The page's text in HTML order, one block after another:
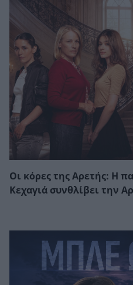
Οι κόρες της Αρετής: Η
Κεχαγιά συνθλίβει την